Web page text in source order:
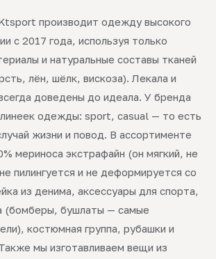
производит одежду высокого
с 2017 года, используя только
и натуральные составы тканей
лён, шёлк, вискоза). Лекала и
доведены до идеала. У бренда
линеек одежды: sport, casual — то есть
жизни и повод. В ассортименте
мериноса экстрафайн (он мягкий, не
пилингуется и не деформируется со
из денима, аксессуары для спорта,
(бомберы, бушлаты — самые
костюмная группа, рубашки и
мы изготавливаем вещи из